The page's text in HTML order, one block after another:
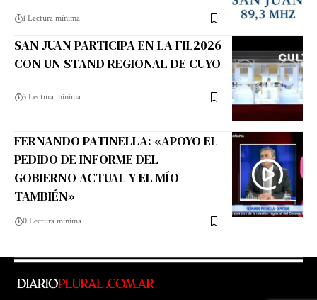
1 Lectura mínima
SAN JUAN PARTICIPA EN LA FIL2026
CON UN STAND REGIONAL DE CUYO
3 Lectura mínima
FERNANDO PATINELLA: «APOYO EL
PEDIDO DE INFORME DEL
GOBIERNO ACTUAL Y EL MÍO
TAMBIÉN»
0 Lectura mínima